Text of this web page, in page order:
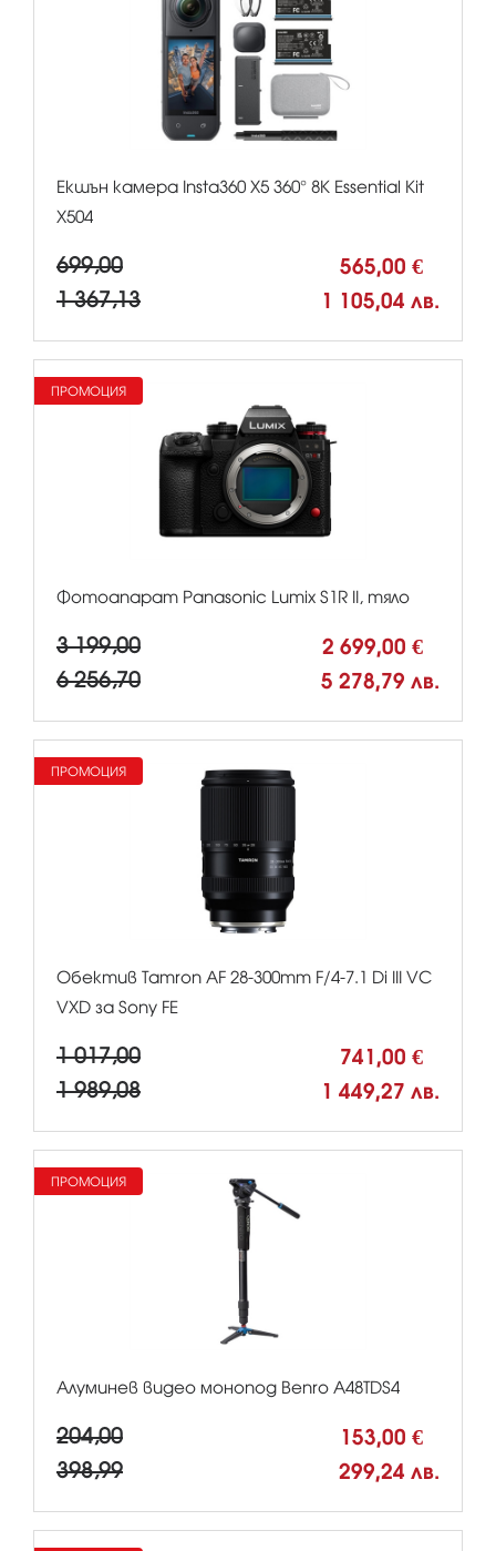
Екшън камера Insta360 X5 360° 8К Essential Kit
X504
699,00 565,00 €
1 367,13 1 105,04 лв.
Фотоапарат Panasonic Lumix S1R II, тяло
3 199,00 2 699,00 €
6 256,70 5 278,79 лв.
ПРОМОЦИЯ
Обектив Tamron AF 28-300mm F/4-7.1 Di III VC
VXD за Sony FE
1 017,00 741,00 €
1 989,08 1 449,27 лв.
ПРОМОЦИЯ
Алуминев видео монопод Benro A48TDS4
204,00 153,00 €
398,99 299,24 лв.
ПРОМОЦИЯ